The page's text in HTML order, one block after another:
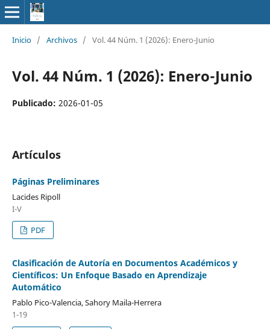
Inicio / Archivos / Vol. 44 Núm. 1 (2026): Enero-Junio
Vol. 44 Núm. 1 (2026): Enero-Junio
Publicado: 2026-01-05
Artículos
Páginas Preliminares
Lacides Ripoll
I-V
PDF
Clasificación de Autoría en Documentos Académicos y
Científicos: Un Enfoque Basado en Aprendizaje
Automático
Pablo Pico-Valencia, Sahory Maila-Herrera
1-19